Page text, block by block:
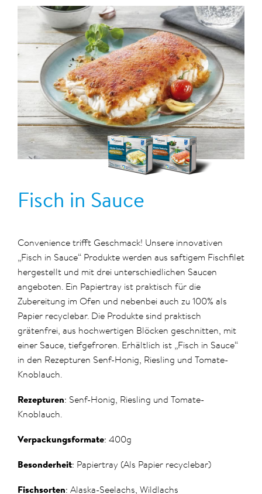
Fisch in Sauce
Convenience trifft Geschmack! Unsere innovativen
„Fisch in Sauce“ Produkte werden aus saftigem Fischfilet
hergestellt und mit drei unterschiedlichen Saucen
angeboten. Ein Papiertray ist praktisch für die
Zubereitung im Ofen und nebenbei auch zu 100% als
Papier recyclebar. Die Produkte sind praktisch
grätenfrei, aus hochwertigen Blöcken geschnitten, mit
einer Sauce, tiefgefroren. Erhältlich ist „Fisch in Sauce“
in den Rezepturen Senf-Honig, Riesling und Tomate-
Knoblauch.
Rezepturen: Senf-Honig, Riesling und Tomate-
Knoblauch.
Verpackungsformate: 400g
Besonderheit: Papiertray (Als Papier recyclebar)
Fischsorten: Alaska-Seelachs, Wildlachs